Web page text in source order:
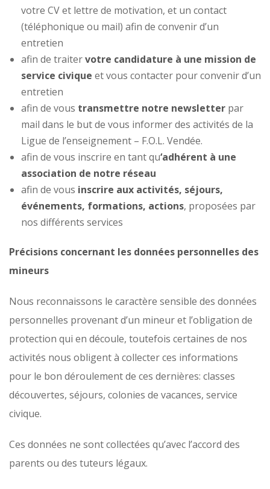
votre CV et lettre de motivation, et un contact
(téléphonique ou mail) afin de convenir d’un
entretien
afin de traitervotre candidature à une mission de
service civique et vous contacter pour convenir d’un
entretien
afin de vous transmettre notre newsletter par
mail dans le but de vous informer des activités de la
Ligue de l’enseignement – F.O.L. Vendée.
afin de vous inscrire en tant qu‘adhérent à une
association de notre réseau
afin de vous inscrire aux activités, séjours,
événements, formations, actions, proposées par
nos différents services
Précisions concernant les données personnelles des
mineurs
Nous reconnaissons le caractère sensible des données
personnelles provenant d’un mineur et l’obligation de
protection qui en découle, toutefois certaines de nos
activités nous obligent à collecter ces informations
pour le bon déroulement de ces dernières: classes
découvertes, séjours, colonies de vacances, service
civique.
Ces données ne sont collectées qu’avec l’accord des
parents ou des tuteurs légaux.